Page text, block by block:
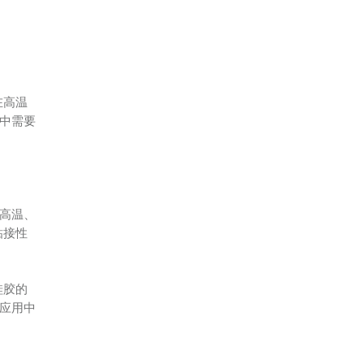
高温
需要
温、
接性
胶的
用中